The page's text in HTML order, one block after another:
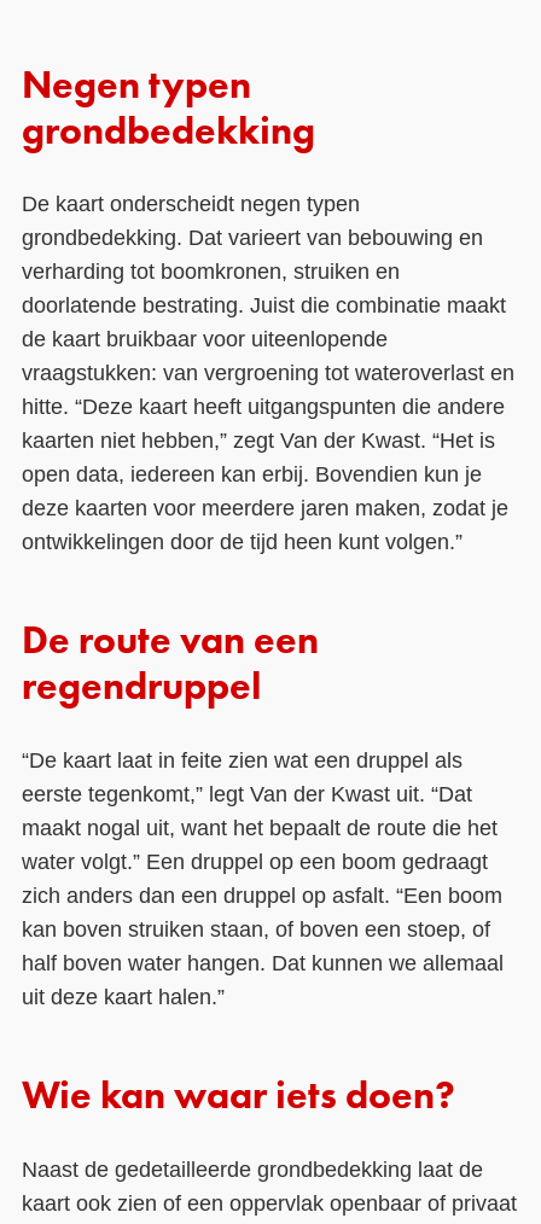
Negen typen
grondbedekking
De kaart onderscheidt negen typen
grondbedekking. Dat varieert van bebouwing en
verharding tot boomkronen, struiken en
doorlatende bestrating. Juist die combinatie maakt
de kaart bruikbaar voor uiteenlopende
vraagstukken: van vergroening tot wateroverlast en
hitte. “Deze kaart heeft uitgangspunten die andere
kaarten niet hebben,” zegt Van der Kwast. “Het is
open data, iedereen kan erbij. Bovendien kun je
deze kaarten voor meerdere jaren maken, zodat je
ontwikkelingen door de tijd heen kunt volgen.”
De route van een
regendruppel
“De kaart laat in feite zien wat een druppel als
eerste tegenkomt,” legt Van der Kwast uit. “Dat
maakt nogal uit, want het bepaalt de route die het
water volgt.” Een druppel op een boom gedraagt
zich anders dan een druppel op asfalt. “Een boom
kan boven struiken staan, of boven een stoep, of
half boven water hangen. Dat kunnen we allemaal
uit deze kaart halen.”
Wie kan waar iets doen?
Naast de gedetailleerde grondbedekking laat de
kaart ook zien of een oppervlak openbaar of privaat